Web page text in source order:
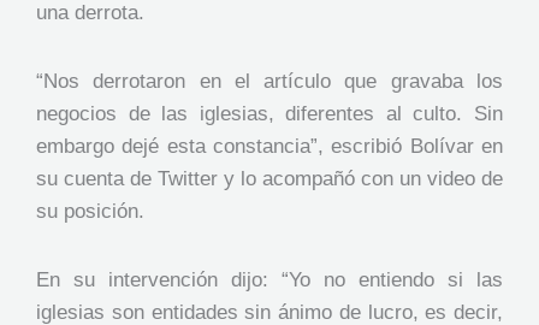
una derrota.
“Nos derrotaron en el artículo que gravaba los
negocios de las iglesias, diferentes al culto. Sin
embargo dejé esta constancia”, escribió Bolívar en
su cuenta de Twitter y lo acompañó con un video de
su posición.
En su intervención dijo: “Yo no entiendo si las
iglesias son entidades sin ánimo de lucro, es decir,